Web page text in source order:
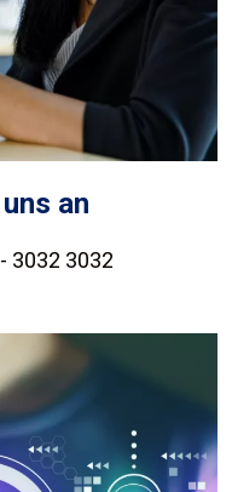
an
3032 3032